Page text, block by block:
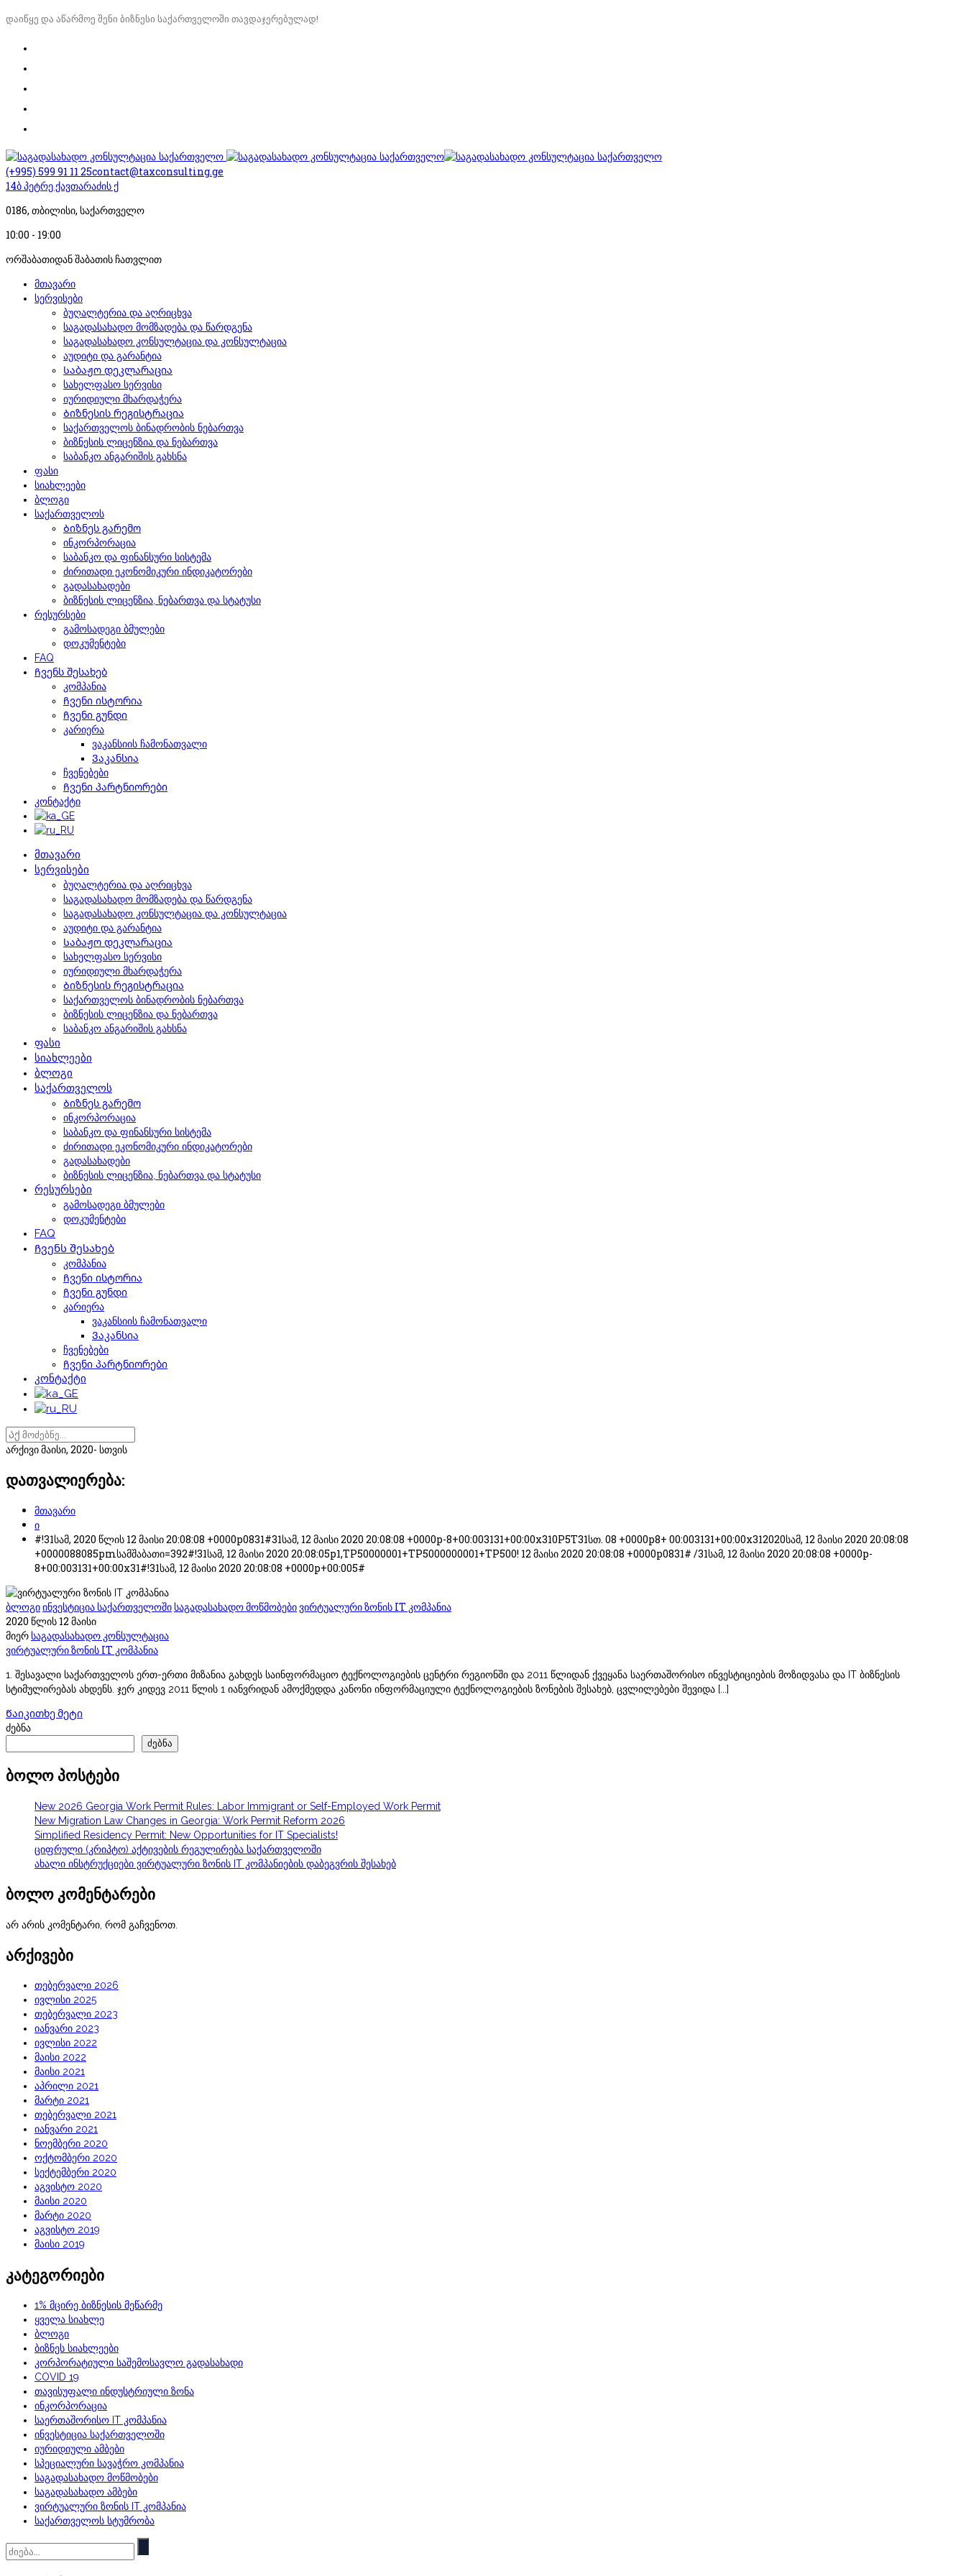
დაიწყე და აწარმოე შენი ბიზნესი საქართველოში თავდაჯერებულად!
(+995) 599 91 11 25contact@taxconsulting.ge
14ბ პეტრე ქავთარაძის ქ
0186, თბილისი, საქართველო
10:00 - 19:00
ორშაბათიდან შაბათის ჩათვლით
მთავარი
სერვისები
ბუღალტერია და აღრიცხვა
საგადასახადო მომზადება და წარდგენა
საგადასახადო კონსულტაცია და კონსულტაცია
აუდიტი და გარანტია
Საბაჟო დეკლარაცია
სახელფასო სერვისი
იურიდიული მხარდაჭერა
Ბიზნესის რეგისტრაცია
საქართველოს ბინადრობის ნებართვა
ბიზნესის ლიცენზია და ნებართვა
საბანკო ანგარიშის გახსნა
ფასი
სიახლეები
ბლოგი
საქართველოს
Ბიზნეს გარემო
ინკორპორაცია
საბანკო და ფინანსური სისტემა
ძირითადი ეკონომიკური ინდიკატორები
გადასახადები
ბიზნესის ლიცენზია, ნებართვა და სტატუსი
რესურსები
გამოსადეგი ბმულები
დოკუმენტები
FAQ
Ჩვენს შესახებ
კომპანია
Ჩვენი ისტორია
Ჩვენი გუნდი
კარიერა
ვაკანსიის ჩამონათვალი
Ვაკანსია
ჩვენებები
Ჩვენი პარტნიორები
კონტაქტი
მთავარი
სერვისები
ბუღალტერია და აღრიცხვა
საგადასახადო მომზადება და წარდგენა
საგადასახადო კონსულტაცია და კონსულტაცია
აუდიტი და გარანტია
Საბაჟო დეკლარაცია
სახელფასო სერვისი
იურიდიული მხარდაჭერა
Ბიზნესის რეგისტრაცია
საქართველოს ბინადრობის ნებართვა
ბიზნესის ლიცენზია და ნებართვა
საბანკო ანგარიშის გახსნა
ფასი
სიახლეები
ბლოგი
საქართველოს
Ბიზნეს გარემო
ინკორპორაცია
საბანკო და ფინანსური სისტემა
ძირითადი ეკონომიკური ინდიკატორები
გადასახადები
ბიზნესის ლიცენზია, ნებართვა და სტატუსი
რესურსები
გამოსადეგი ბმულები
დოკუმენტები
FAQ
Ჩვენს შესახებ
კომპანია
Ჩვენი ისტორია
Ჩვენი გუნდი
კარიერა
ვაკანსიის ჩამონათვალი
Ვაკანსია
ჩვენებები
Ჩვენი პარტნიორები
კონტაქტი
არქივიმაისი, 2020- სთვის
დათვალიერება:
მთავარი
ი
#!31სამ, 2020 წლის 12 მაისი 20:08:08 +0000p0831#31სამ, 12 მაისი 2020 20:08:08 +0000p-8+00:003131+00:00x310P5T31სთ. 08 +0000p8+ 00:003131+00:00x312020სამ, 12 მაისი 2020 20:08:08
+0000088085pmსამშაბათი=392#!31სამ, 12 მაისი 2020 20:08:05p1,TP50000001+TP5000000001+TP500! 12 მაისი 2020 20:08:08 +0000p0831# /31სამ, 12 მაისი 2020 20:08:08 +0000p-
8+00:003131+00:00x31#!31სამ, 12 მაისი 2020 20:08:08 +0000p+00:005#
ბლოგიინვესტიცია საქართველოშისაგადასახადო მოწმობებივირტუალური ზონის IT კომპანია
2020 წლის 12 მაისი
მიერსაგადასახადო კონსულტაცია
ვირტუალური ზონის IT კომპანია
1. შესავალი საქართველოს ერთ-ერთი მიზანია გახდეს საინფორმაციო ტექნოლოგიების ცენტრი რეგიონში და 2011 წლიდან ქვეყანა საერთაშორისო ინვესტიციების მოზიდვასა და IT ბიზნესის
სტიმულირებას ახდენს. ჯერ კიდევ 2011 წლის 1 იანვრიდან ამოქმედდა კანონი ინფორმაციული ტექნოლოგიების ზონების შესახებ, ცვლილებები შევიდა [...]
Წაიკითხე მეტი
ძებნა
ძებნა
ბოლო პოსტები
New 2026 Georgia Work Permit Rules: Labor Immigrant or Self-Employed Work Permit
New Migration Law Changes in Georgia: Work Permit Reform 2026
Simplified Residency Permit: New Opportunities for IT Specialists!
ციფრული (კრიპტო) აქტივების რეგულირება საქართველოში
ახალი ინსტრუქციები ვირტუალური ზონის IT კომპანიების დაბეგვრის შესახებ
ბოლო კომენტარები
არ არის კომენტარი, რომ გაჩვენოთ.
არქივები
თებერვალი 2026
ივლისი 2025
თებერვალი 2023
იანვარი 2023
ივლისი 2022
მაისი 2022
მაისი 2021
აპრილი 2021
მარტი 2021
თებერვალი 2021
იანვარი 2021
ნოემბერი 2020
ოქტომბერი 2020
სექტემბერი 2020
აგვისტო 2020
მაისი 2020
მარტი 2020
აგვისტო 2019
მაისი 2019
კატეგორიები
1% მცირე ბიზნესის მეწარმე
ყველა სიახლე
ბლოგი
ბიზნეს სიახლეები
კორპორატიული საშემოსავლო გადასახადი
COVID 19
თავისუფალი ინდუსტრიული ზონა
ინკორპორაცია
საერთაშორისო IT კომპანია
ინვესტიცია საქართველოში
იურიდიული ამბები
სპეციალური სავაჭრო კომპანია
საგადასახადო მოწმობები
საგადასახადო ამბები
ვირტუალური ზონის IT კომპანია
საქართველოს სტუმრობა
Ძებნა: